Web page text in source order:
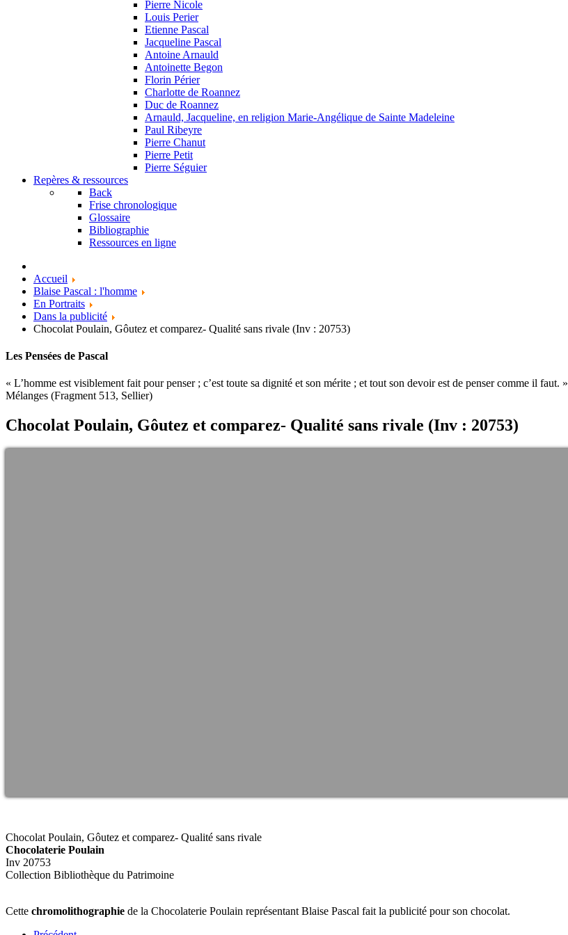
Pierre Nicole
Louis Perier
Etienne Pascal
Jacqueline Pascal
Antoine Arnauld
Antoinette Begon
Florin Périer
Charlotte de Roannez
Duc de Roannez
Arnauld, Jacqueline, en religion Marie-Angélique de Sainte Madeleine
Paul Ribeyre
Pierre Chanut
Pierre Petit
Pierre Séguier
Repères & ressources
Back
Frise chronologique
Glossaire
Bibliographie
Ressources en ligne
Accueil
Blaise Pascal : l'homme
En Portraits
Dans la publicité
Chocolat Poulain, Gôutez et comparez- Qualité sans rivale (Inv : 20753)
Les Pensées de Pascal
« L’homme est visiblement fait pour penser ; c’est toute sa dignité et son mérite ; et tout son devoir est de penser comme il faut. »
Mélanges (Fragment 513, Sellier)
Chocolat Poulain, Gôutez et comparez- Qualité sans rivale (Inv : 20753)
Chocolat Poulain, Gôutez et comparez- Qualité sans rivale
Chocolaterie Poulain
Inv 20753
Collection Bibliothèque du Patrimoine
Cette chromolithographie de la Chocolaterie Poulain représentant Blaise Pascal fait la publicité pour son chocolat.